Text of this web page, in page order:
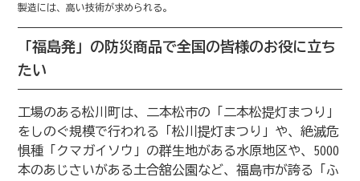
製造には、高い技術が求められる。
「福島発」の防災商品で全国の皆様のお役に立ち
たい
工場のある松川町は、二本松市の「二本松提灯まつり」
をしのぐ規模で行われる「松川提灯まつり」や、絶滅危
惧種「クマガイソウ」の群生地がある水原地区や、5000
本のあじさいがある土合舘公園など、福島市が誇る「ふ